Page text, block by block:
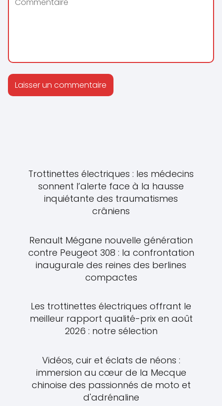
Trottinettes électriques : les médecins
sonnent l’alerte face à la hausse
inquiétante des traumatismes
crâniens
Renault Mégane nouvelle génération
contre Peugeot 308 : la confrontation
inaugurale des reines des berlines
compactes
Les trottinettes électriques offrant le
meilleur rapport qualité-prix en août
2026 : notre sélection
Vidéos, cuir et éclats de néons :
immersion au cœur de la Mecque
chinoise des passionnés de moto et
d'adrénaline